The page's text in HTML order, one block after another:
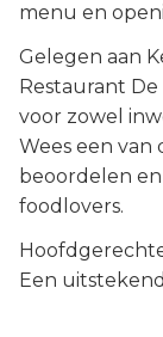
menu en
Gelegen aan
Restaurant De
voor zowel
Wees een
beoordelen
foodlovers.
Een